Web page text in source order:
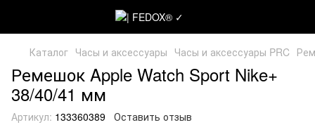
Каталог Часы и аксессуары Часы и аксессуары PRC
Ремешок Apple Watch Sport Nike+
38/40/41 мм
Артикул: 133360389 Оставить отзыв